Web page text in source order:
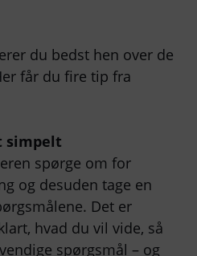
du bedst hen over de
får du fire tip fra
simpelt
spørge om for
og desuden tage en
Det er
hvad du vil vide, så
spørgsmål – og